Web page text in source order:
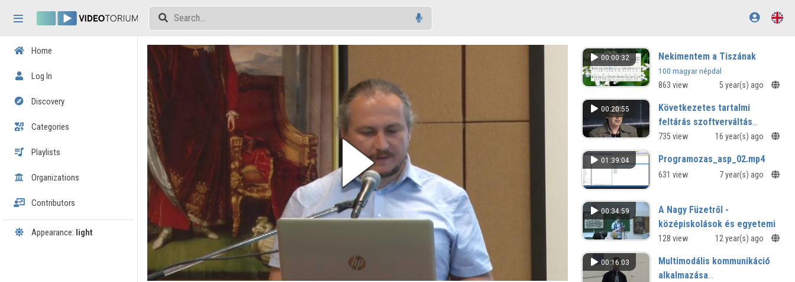
Home
Log In
Discovery
Categories
Playlists
Organizations
Contributors
Appearance: light
00:00:32 Nekimentem a Tiszának
100 magyar népdal
863 view 5 year(s) ago
00:20:55
Következetes tartalmi
feltárás szoftverváltás
mellett? A KÖZTAURUSZ
Károly Megyei Könyvtárban
735 view 16 year(s) ago
01:39:04 Programozas_asp_02.mp4
631 view 7 year(s) ago
00:34:59
A Nagy Füzetről -
középiskolások és egyetemi
hallgatók
emléktábla-avatás
128 view 12 year(s) ago
00:16:03
Multimodális kommunikáció
alkalmazása